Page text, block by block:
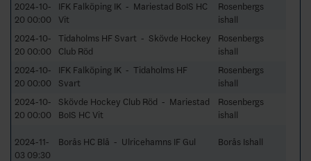
2024-10-
20 00:00
IFK Falköping IK - Mariestad BoIS HC
Vit
Rosenbergs
ishall
2024-10-
20 00:00
Tidaholms HF Svart - Skövde Hockey
Club Röd
Rosenbergs
ishall
2024-10-
20 00:00
IFK Falköping IK - Tidaholms HF
Svart
Rosenbergs
ishall
2024-10-
20 00:00
Skövde Hockey Club Röd - Mariestad
BoIS HC Vit
Rosenbergs
ishall
2024-11-
03 09:30
Borås HC Blå - Ulricehamns IF Gul Borås Ishall